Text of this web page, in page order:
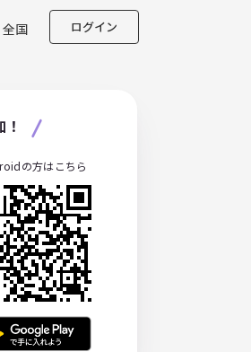
全国 ログイン
の方はこちら